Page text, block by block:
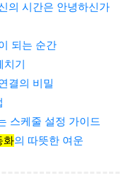
의 시간은 안녕하신가
되는 순간
치기
결의 비밀
스케줄 설정 가이드
화의 따뜻한 여운